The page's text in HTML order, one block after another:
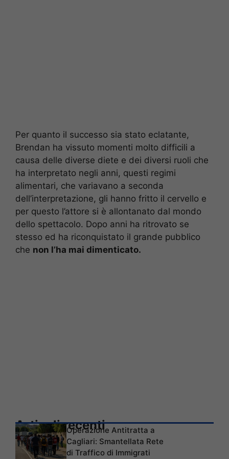
Per quanto il successo sia stato eclatante,
Brendan ha vissuto momenti molto difficili a
causa delle diverse diete e dei diversi ruoli che
ha interpretato negli anni, questi regimi
alimentari, che variavano a seconda
dell’interpretazione, gli hanno fritto il cervello e
per questo l’attore si è allontanato dal mondo
dello spettacolo. Dopo anni ha ritrovato se
stesso ed ha riconquistato il grande pubblico
che non l’ha mai dimenticato.
Articoli recentiOperazione Antitratta a
Cagliari: Smantellata Rete
di Traffico di Immigrati